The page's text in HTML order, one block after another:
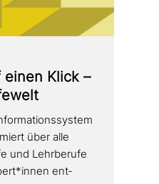
Klick –
über alle
und Lehrberufe
ent­